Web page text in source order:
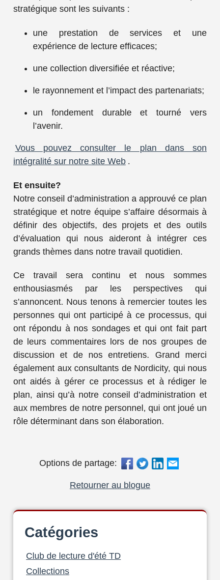
stratégique sont les suivants :
une prestation de services et une
expérience de lecture efficaces;
une collection diversifiée et réactive;
le rayonnement et l’impact des partenariats;
un fondement durable et tourné vers
l’avenir.
Vous pouvez consulter le plan dans son
intégralité sur notre site Web .
Et ensuite?
Notre conseil d’administration a approuvé ce plan
stratégique et notre équipe s’affaire désormais à
définir des objectifs, des projets et des outils
d’évaluation qui nous aideront à intégrer ces
grands thèmes dans notre travail quotidien.
Ce travail sera continu et nous sommes
enthousiasmés par les perspectives qui
s’annoncent. Nous tenons à remercier toutes les
personnes qui ont participé à ce processus, qui
ont répondu à nos sondages et qui ont fait part
de leurs commentaires lors de nos groupes de
discussion et de nos entretiens. Grand merci
également aux consultants de Nordicity, qui nous
ont aidés à gérer ce processus et à rédiger le
plan, ainsi qu’à notre conseil d’administration et
aux membres de notre personnel, qui ont joué un
rôle déterminant dans son élaboration.
Options de partage:
Retourner au blogue
Catégories
Club de lecture d'été TD
Collections